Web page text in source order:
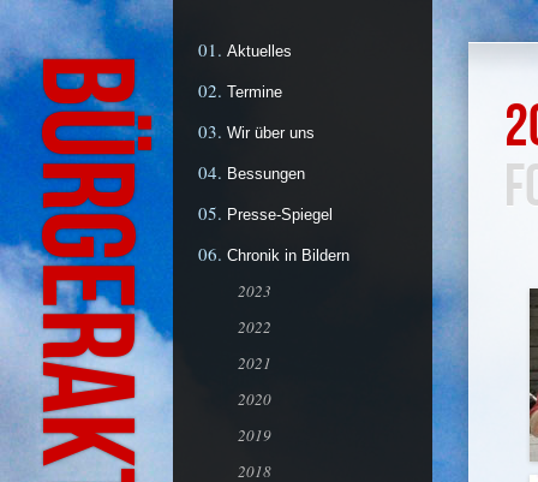
Aktuelles
Termine
Wir über uns
Bessungen
Presse-Spiegel
Chronik in Bildern
2023
2022
2021
2020
2019
2018